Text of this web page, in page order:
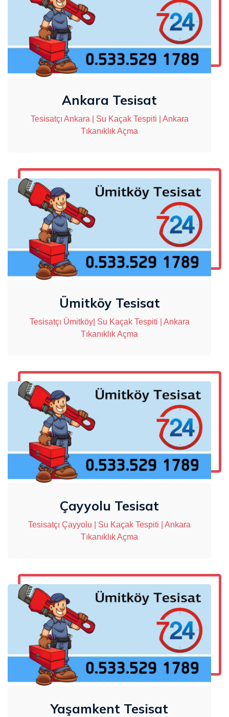
Ankara Tesisat
Tesisatçı Ankara | Su Kaçak Tespiti | Ankara
Tıkanıklık Açma
Ümitköy Tesisat
Tesisatçı Ümitköy| Su Kaçak Tespiti | Ankara
Tıkanıklık Açma
Çayyolu Tesisat
Tesisatçı Çayyolu | Su Kaçak Tespiti | Ankara
Tıkanıklık Açma
Yaşamkent Tesisat